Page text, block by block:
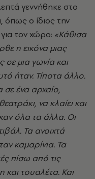
γεννήθηκε στο
όπως ο ίδιος την
τον χώρο: «Κάθισα
η εικόνα μιας
μια γωνία και
ήταν. Τίποτα άλλο.
ένα αρχαίο,
να κλαίει και
όλα τα άλλα. Οι
Τα ανοιχτά
καμαρίνια. Τα
πίσω από τις
τουαλέτα. Και